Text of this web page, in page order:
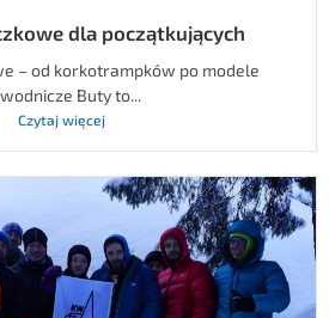
dla początkujących
– od korkotrampków po modele
Buty to...
Czytaj więcej